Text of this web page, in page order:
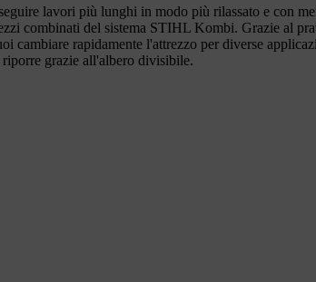
lavori più lunghi in modo più rilassato e con
combinati del sistema STIHL Kombi. Grazie al
cambiare rapidamente l'attrezzo per diverse
grazie all'albero divisibile.